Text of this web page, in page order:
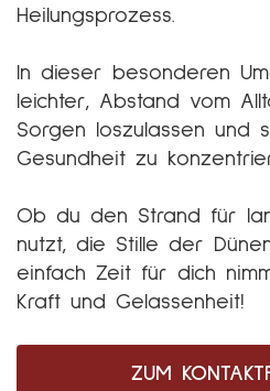
Heilungsprozess.
In dieser besonderen
leichter, Abstand vom
Sorgen loszulassen und
Gesundheit zu
Ob du den Strand für
nutzt, die Stille der
einfach Zeit für dich
Kraft und Gelassenheit!
ZUM